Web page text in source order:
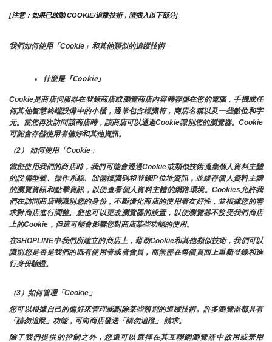
[注意：如果已啟動 COOKIE/追蹤技術，請插入以下部分]
我們如何使用「Cookie」和其他類似的追蹤技術
什麼是「Cookie」
Cookie是商店伺服器在登錄商店或瀏覽商店內容時存儲在您的電腦，手機或任
何其他智慧終端設備中的小檔，通常包含標識符，商店名稱以及一些數位和字
元。當您再次訪問該商店時，該商店可以通過Cookie識別您的瀏覽器。Cookie
可能會存儲使用者偏好和其他資訊。
（2） 如何使用「Cookie」
當您使用我們的商店時，我們可能會通過Cookie或類似技術蒐集個人資料主體
的設備型號、操作系統、設備標識碼和登錄IP位址資訊，並緩存個人資料主體
的瀏覽資訊和點擊資訊，以便查看個人資料主體的網路環境。Cookies允許我
們在訪問商店時識別您的身份，不斷優化商店的使用者友好性，並根據您的需
求對商店進行調整。您也可以更改瀏覽器的設置，以便瀏覽器不接受我們商店
上的Cookie，但這可能會影響您對商店某些功能的使用。
在SHOPLINE中我們所建立的商店上，藉助Cookie和其他類似技術，我們可以
識別您是否是我們的既有使用者或者會員，而無需在每個頁面上重新登錄和進
行身份驗證。
（3）如何管理「Cookie」
您可以根據自己的偏好來管理或刪除某些類別的追蹤技術。許多瀏覽器都具有
「請勿追蹤」功能，可向商店發送「請勿追蹤」 請求。
除了我們提供的控制之外，您還可以選擇在其互聯網瀏覽器中啟用或禁用